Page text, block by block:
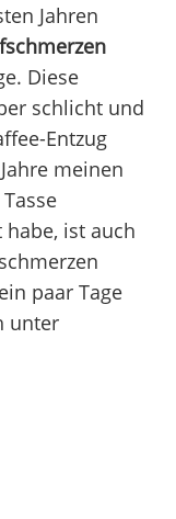
Jahren
Diese
schlicht und
Entzug
meinen
ist auch
paar Tage
unter